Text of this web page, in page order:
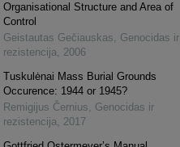
Organisational Structure and Area of
Control
Geistautas Gečiauskas, Genocidas ir
rezistencija, 2006
Tuskulėnai Mass Burial Grounds
Occurence: 1944 or 1945?
Remigijus Černius, Genocidas ir
rezistencija, 2017